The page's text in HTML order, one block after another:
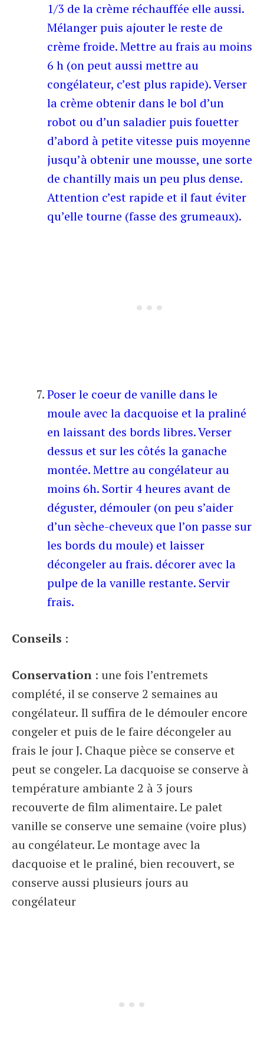
1/3 de la crème réchauffée elle aussi.
Mélanger puis ajouter le reste de
crème froide. Mettre au frais au moins
6 h (on peut aussi mettre au
congélateur, c’est plus rapide). Verser
la crème obtenir dans le bol d’un
robot ou d’un saladier puis fouetter
d’abord à petite vitesse puis moyenne
jusqu’à obtenir une mousse, une sorte
de chantilly mais un peu plus dense.
Attention c’est rapide et il faut éviter
qu’elle tourne (fasse des grumeaux).
Poser le coeur de vanille dans le
moule avec la dacquoise et la praliné
en laissant des bords libres. Verser
dessus et sur les côtés la ganache
montée. Mettre au congélateur au
moins 6h. Sortir 4 heures avant de
déguster, démouler (on peu s’aider
d’un sèche-cheveux que l’on passe sur
les bords du moule) et laisser
décongeler au frais. décorer avec la
pulpe de la vanille restante. Servir
frais.
Conseils :
Conservation : une fois l’entremets
complété, il se conserve 2 semaines au
congélateur. Il suffira de le démouler encore
congeler et puis de le faire décongeler au
frais le jour J. Chaque pièce se conserve et
peut se congeler. La dacquoise se conserve à
température ambiante 2 à 3 jours
recouverte de film alimentaire. Le palet
vanille se conserve une semaine (voire plus)
au congélateur. Le montage avec la
dacquoise et le praliné, bien recouvert, se
conserve aussi plusieurs jours au
congélateur